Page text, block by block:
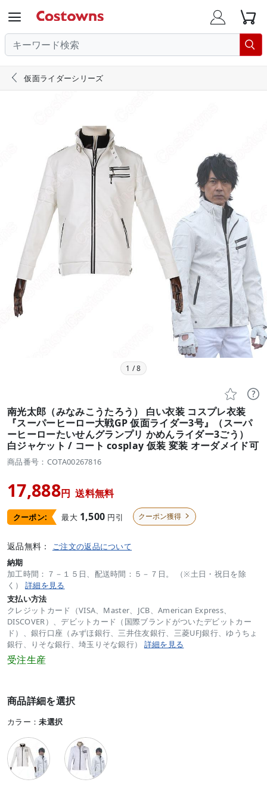
  

 仮面ライダーシリーズ
1 /8
 
南光太郎（みなみこうたろう） 白い衣装 コスプレ衣装
『スーパーヒーロー大戦GP 仮面ライダー3号』（スーパ
ーヒーローたいせんグランプリ かめんライダー3ごう）
白ジャケット / コート cosplay 仮装 変装 オーダメイド可
商品番号：COTA00267816
17,888円 送料無料
クーポン: 最大 1,500 円引 クーポン獲得 
返品無料： ご注文の返品について
納期
加工時間：７－１５日、配送時間：５－７日。 （※土日・祝日を除
く） 詳細を見る
支払い方法
クレジットカード（VISA、Master、JCB、American Express、
DISCOVER）、デビットカード（国際ブランドがついたデビットカー
ド）、銀行口座（みずほ銀行、三井住友銀行、三菱UFJ銀行、ゆうちょ
銀行、りそな銀行、埼玉りそな銀行） 詳細を見る
受注生産
商品詳細を選択
カラー：未選択